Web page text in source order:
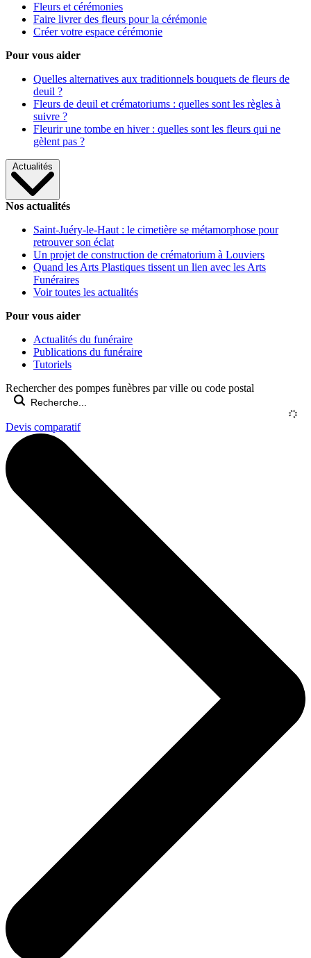
Fleurs et cérémonies
Faire livrer des fleurs pour la cérémonie
Créer votre espace cérémonie
Pour vous aider
Quelles alternatives aux traditionnels bouquets de fleurs de
deuil ?
Fleurs de deuil et crématoriums : quelles sont les règles à
suivre ?
Fleurir une tombe en hiver : quelles sont les fleurs qui ne
gèlent pas ?
Actualités
Nos actualités
Saint-Juéry-le-Haut : le cimetière se métamorphose pour
retrouver son éclat
Un projet de construction de crématorium à Louviers
Quand les Arts Plastiques tissent un lien avec les Arts
Funéraires
Voir toutes les actualités
Pour vous aider
Actualités du funéraire
Publications du funéraire
Tutoriels
Rechercher des pompes funèbres par ville ou code postal
Devis comparatif